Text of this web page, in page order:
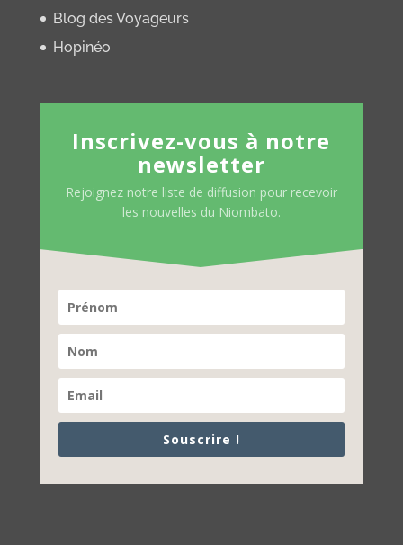
Blog des Voyageurs
Hopinéo
Inscrivez-vous à notre
newsletter
Rejoignez notre liste de diffusion pour recevoir
les nouvelles du Niombato.
Souscrire !